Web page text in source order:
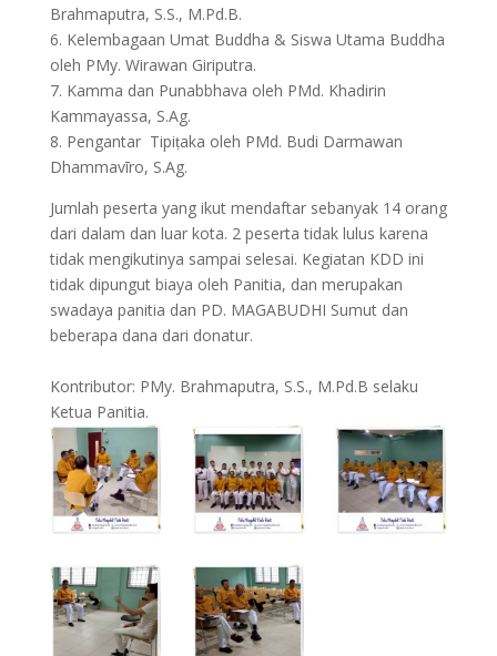
Brahmaputra, S.S., M.Pd.B.
6. Kelembagaan Umat Buddha & Siswa Utama Buddha
oleh PMy. Wirawan Giriputra.
7. Kamma dan Punabbhava oleh PMd. Khadirin
Kammayassa, S.Ag.
8. Pengantar Tipiṭaka oleh PMd. Budi Darmawan
Dhammavīro, S.Ag.
Jumlah peserta yang ikut mendaftar sebanyak 14 orang
dari dalam dan luar kota. 2 peserta tidak lulus karena
tidak mengikutinya sampai selesai. Kegiatan KDD ini
tidak dipungut biaya oleh Panitia, dan merupakan
swadaya panitia dan PD. MAGABUDHI Sumut dan
beberapa dana dari donatur.
Kontributor: PMy. Brahmaputra, S.S., M.Pd.B selaku
Ketua Panitia.